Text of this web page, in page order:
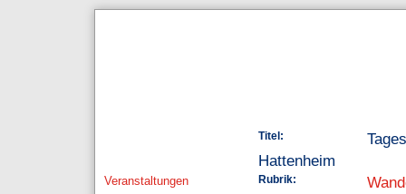
Veranstaltungen
Titel:
Hattenheim
Rubrik: